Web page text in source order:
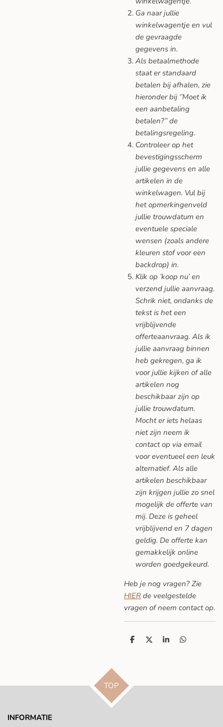
Ga naar jullie
winkelwagentje en vul
de gevraagde
gegevens in.
Als betaalmethode
staat er standaard
betalen bij afhalen, zie
hieronder bij ‘’Moet ik
een aanbetaling
betalen?’’ de
betalingsregeling.
Controleer op het
bevestigingsscherm
jullie gegevens en alle
artikelen in de
winkelwagen. Vul bij
het opmerkingenveld
jullie trouwdatum en
eventuele speciale
wensen (zoals andere
kleuren stof voor een
backdrop) in.
Klik op ’koop nu’ en
verzend jullie aanvraag.
Schrik niet, ondanks de
tekst is het een
vrijblijvende
offerteaanvraag. Als ik
jullie aanvraag binnen
heb gekregen, ga ik
voor jullie kijken of alle
artikelen nog
beschikbaar zijn op
jullie trouwdatum.
Mocht er iets helaas
niet zijn neem ik
contact op via email
voor eventueel een leuk
alternatief. Als alle
artikelen beschikbaar
zijn krijgen jullie zo snel
mogelijk de offerte van
mij. Deze is geheel
vrijblijvend en 7 dagen
geldig. De offerte kan
gemakkelijk online
worden goedgekeurd.
Heb je nog vragen? Zie
HIER de veelgestelde
vragen of neem contact op.
D
D
S
D
TOP
INFORMATIE